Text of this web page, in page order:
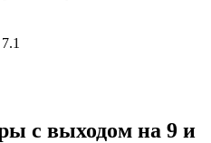
с выходом на 9 и